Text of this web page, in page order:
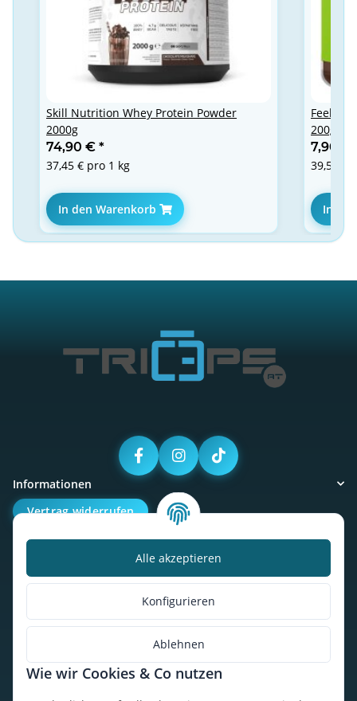
Alle akzeptieren
Konfigurieren
Ablehnen
Wie wir Cookies & Co nutzen
Skill Nutrition Whey Protein Powder
2000g
74,90 € *
37,45 € pro 1 kg
In den Warenkorb
Feel Fit
200g
7,90 €
39,50 €
In
Informationen
Vertrag widerrufen
Kalorienbedarfsrechner
So findest du uns
* Alle Preise inkl. gesetzlicher USt., zzgl.Versand